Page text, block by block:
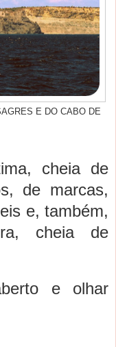
E DO CABO DE
cheia de
de marcas,
e, também,
cheia de
e olhar